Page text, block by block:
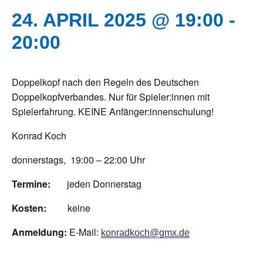
24. APRIL 2025 @ 19:00 -
20:00
Doppelkopf nach den Regeln des Deutschen
Doppelkopfverbandes. Nur für Spieler:innen mit
Spielerfahrung. KEINE Anfänger:innenschulung!
Konrad Koch
donnerstags, 19:00 – 22:00 Uhr
Termine: jeden Donnerstag
Kosten: keine
Anmeldung: E-Mail: konradkoch@gmx.de